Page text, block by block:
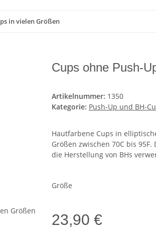
in vielen Größen
Cups ohne Push-
Artikelnummer: 1350
Kategorie: Push-Up und BH-
Hautfarbene Cups in
Größen zwischen 70C bis
die Herstellung von BHs
Größe
23,90 €